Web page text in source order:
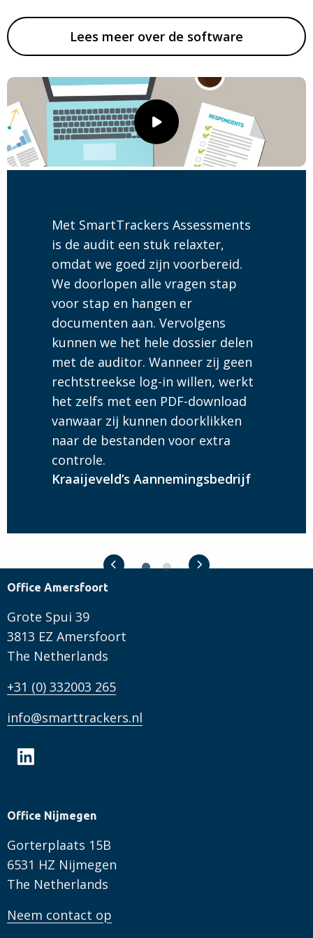
Lees meer over de software
Speel
video
Met SmartTrackers Assessments
is de audit een stuk relaxter,
omdat we goed zijn voorbereid.
We doorlopen alle vragen stap
voor stap en hangen er
documenten aan. Vervolgens
kunnen we het hele dossier delen
met de auditor. Wanneer zij geen
rechtstreekse log-in willen, werkt
het zelfs met een PDF-download
vanwaar zij kunnen doorklikken
naar de bestanden voor extra
controle.
Kraaijeveld’s Aannemingsbedrijf
Previous slide
Next slide
Office Amersfoort
Grote Spui 39
3813 EZ Amersfoort
The Netherlands
+31 (0) 332003 265
info@smarttrackers.nl
Office Nijmegen
Gorterplaats 15B
6531 HZ Nijmegen
The Netherlands
Neem contact op